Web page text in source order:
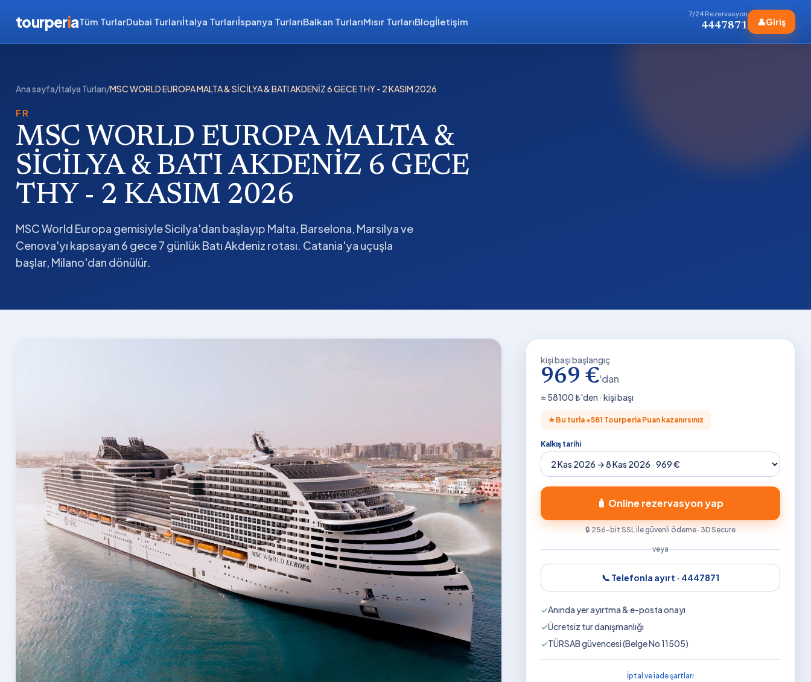
tourperiaTüm TurlarDubai Turlarıİtalya Turlarıİspanya TurlarıBalkan TurlarıMısır TurlarıBlogİletişim
7/24 Rezervasyon
4447871 👤Giriş
Ana sayfa/İtalya Turları/MSC WORLD EUROPA MALTA & SİCİLYA & BATI AKDENİZ 6 GECE THY - 2 KASIM 2026
FR
MSC WORLD EUROPA MALTA &
SİCİLYA & BATI AKDENİZ 6 GECE
THY - 2 KASIM 2026
MSC World Europa gemisiyle Sicilya'dan başlayıp Malta, Barselona, Marsilya ve
Cenova'yı kapsayan 6 gece 7 günlük Batı Akdeniz rotası. Catania'ya uçuşla
başlar, Milano'dan dönülür.
kişi başı başlangıç
969 €'dan
≈ 58100₺'den · kişi başı
★ Bu turla +581 Tourperia Puan kazanırsınız
Kalkış tarihi
🧳 Online rezervasyon yap
🔒 256-bit SSL ile güvenli ödeme · 3D Secure
veya
📞 Telefonla ayırt · 4447871
✓Anında yer ayırtma & e-posta onayı
✓Ücretsiz tur danışmanlığı
✓TÜRSAB güvencesi (Belge No 11505)
İptal ve iade şartları